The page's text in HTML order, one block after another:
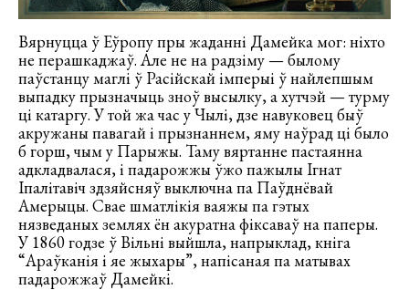
Вярнуцца ў Еўропу пры жаданні Дамейка мог: ніхто
не перашкаджаў. Але не на радзіму — былому
паўстанцу маглі ў Расійскай імперыі ў найлепшым
выпадку прызначыць зноў высылку, а хутчэй — турму
ці катаргу. У той жа час у Чылі, дзе навуковец быў
акружаны павагай і прызнаннем, яму наўрад ці было
б горш, чым у Парыжы. Таму вяртанне пастаянна
адкладвалася, і падарожжы ўжо пажылы Ігнат
Іпалітавіч здзяйсняў выключна па Паўднёвай
Амерыцы. Свае шматлікія ваяжы па гэтых
нязведаных землях ён акуратна фіксаваў на паперы.
У 1860 годзе ў Вільні выйшла, напрыклад, кніга
“Араўканія і яе жыхары”, напісаная па матывах
падарожжаў Дамейкі.